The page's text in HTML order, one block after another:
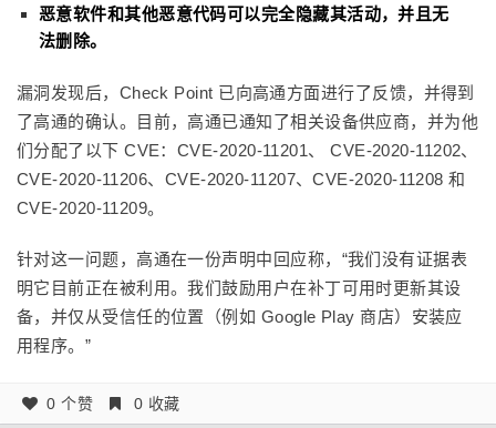
恶意软件和其他恶意代码可以完全隐藏其活动，并且无
法删除。
漏洞发现后，Check Point 已向高通方面进行了反馈，并得到
了高通的确认。目前，高通已通知了相关设备供应商，并为他
们分配了以下 CVE：CVE-2020-11201、 CVE-2020-11202、
CVE-2020-11206、CVE-2020-11207、CVE-2020-11208 和
CVE-2020-11209。
针对这一问题，高通在一份声明中回应称，“我们没有证据表
明它目前正在被利用。我们鼓励用户在补丁可用时更新其设
备，并仅从受信任的位置（例如 Google Play 商店）安装应
用程序。”
0 个赞 0 收藏